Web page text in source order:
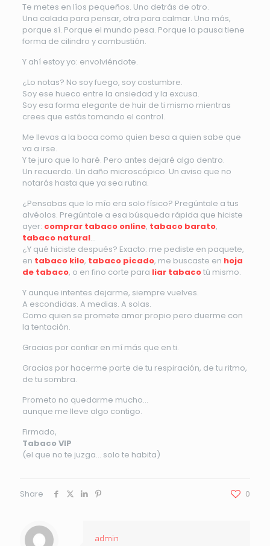
Te metes en líos pequeños. Uno detrás de otro.
Una calada para pensar, otra para calmar. Una más,
porque sí. Porque el mundo pesa. Porque la pausa tiene
forma de cilindro y combustión.
Y ahí estoy yo: envolviéndote.
¿Lo notas? No soy fuego, soy costumbre.
Soy ese hueco entre la ansiedad y la excusa.
Soy esa forma elegante de huir de ti mismo mientras
crees que estás tomando el control.
Me llevas a la boca como quien besa a quien sabe que
va a irse.
Y te juro que lo haré. Pero antes dejaré algo dentro.
Un recuerdo. Un daño microscópico. Un aviso que no
notarás hasta que ya sea rutina.
¿Pensabas que lo mío era solo físico? Pregúntale a tus
alvéolos. Pregúntale a esa búsqueda rápida que hiciste
ayer: comprar tabaco online, tabaco barato,
tabaco natural…
¿Y qué hiciste después? Exacto: me pediste en paquete,
en tabaco kilo, tabaco picado, me buscaste en hoja
de tabaco, o en fino corte para liar tabacotú mismo.
Y aunque intentes dejarme, siempre vuelves.
A escondidas. A medias. A solas.
Como quien se promete amor propio pero duerme con
la tentación.
Gracias por confiar en mí más que en ti.
Gracias por hacerme parte de tu respiración, de tu ritmo,
de tu sombra.
Prometo no quedarme mucho…
aunque me lleve algo contigo.
Firmado,
Tabaco VIP
(el que no te juzga… solo te habita)
Share 0
admin